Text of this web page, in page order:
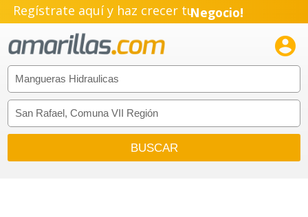
Regístrate aquí y haz crecer tuNegocio!
Emprendimiento!
